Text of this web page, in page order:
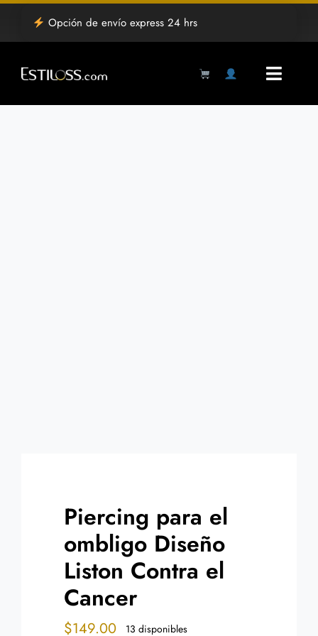
Saltar
contenido
Opción de envío express 24 hrs
Piercing para el
ombligo Diseño
Liston Contra el
Cancer
$149.00 13 disponibles